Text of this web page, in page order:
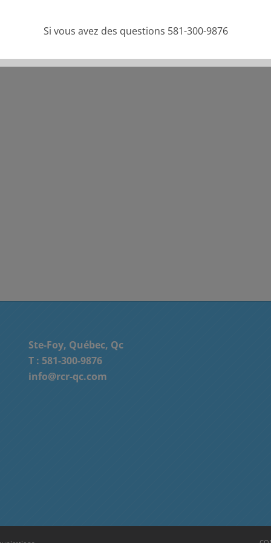
Ste-Foy, Québec, Qc
T : 581-300-9876
info@rcr-qc.com
Si vous avez des questions 581-300-9876